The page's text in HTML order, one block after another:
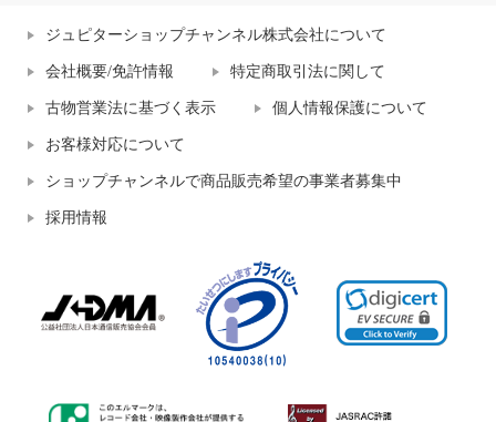
ジュピターショップチャンネル株式会社について
会社概要/免許情報 特定商取引法に関して
古物営業法に基づく表示 個人情報保護について
お客様対応について
ショップチャンネルで商品販売希望の事業者募集中
採用情報